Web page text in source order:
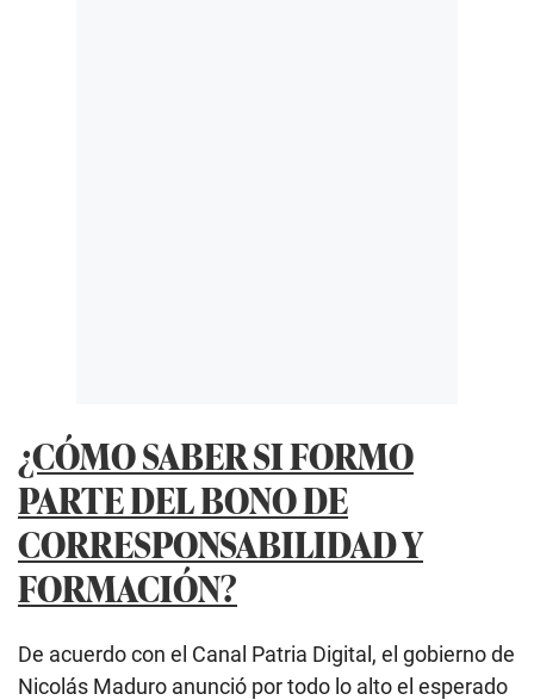
¿CÓMO SABER SI FORMO
PARTE DEL BONO DE
CORRESPONSABILIDAD Y
FORMACIÓN?
De acuerdo con el Canal Patria Digital, el gobierno de
Nicolás Maduro anunció por todo lo alto el esperado